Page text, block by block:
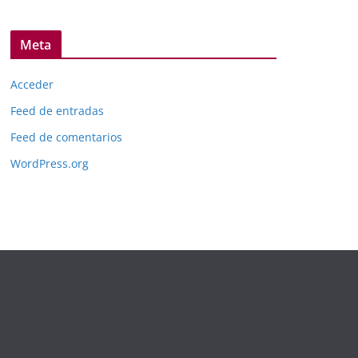
Meta
Acceder
Feed de entradas
Feed de comentarios
WordPress.org